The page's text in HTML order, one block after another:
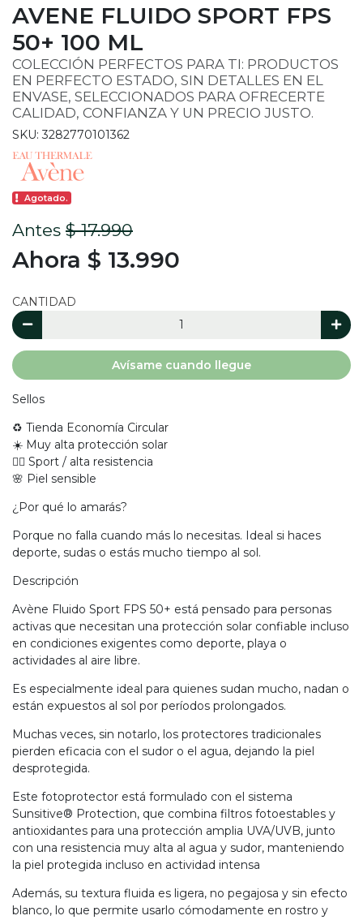
AVENE FLUIDO SPORT FPS
50+ 100 ML
COLECCIÓN PERFECTOS PARA TI: PRODUCTOS
EN PERFECTO ESTADO, SIN DETALLES EN EL
ENVASE, SELECCIONADOS PARA OFRECERTE
CALIDAD, CONFIANZA Y UN PRECIO JUSTO.
SKU: 3282770101362
Agotado.
Antes $ 17.990
Ahora $ 13.990
CANTIDAD
Avísame cuando llegue
Sellos
♻️ Tienda Economía Circular
☀️ Muy alta protección solar
🏃‍♀️ Sport / alta resistencia
🌸 Piel sensible
¿Por qué lo amarás?
Porque no falla cuando más lo necesitas. Ideal si haces
deporte, sudas o estás mucho tiempo al sol.
Descripción
Avène Fluido Sport FPS 50+ está pensado para personas
activas que necesitan una protección solar confiable incluso
en condiciones exigentes como deporte, playa o
actividades al aire libre.
Es especialmente ideal para quienes sudan mucho, nadan o
están expuestos al sol por períodos prolongados.
Muchas veces, sin notarlo, los protectores tradicionales
pierden eficacia con el sudor o el agua, dejando la piel
desprotegida.
Este fotoprotector está formulado con el sistema
Sunsitive® Protection, que combina filtros fotoestables y
antioxidantes para una protección amplia UVA/UVB, junto
con una resistencia muy alta al agua y sudor, manteniendo
la piel protegida incluso en actividad intensa
Además, su textura fluida es ligera, no pegajosa y sin efecto
blanco, lo que permite usarlo cómodamente en rostro y